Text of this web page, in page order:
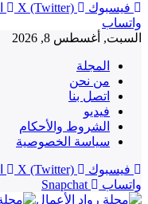
فيسبوك X (Twitter)
واتساب
السبت, أغسطس 8, 2026
المجلة
من نحن
اتصل بنا
فيديو
الشروط والأحكام
سياسة الخصوصية
فيسبوك X (Twitter)
واتساب
Snapchat